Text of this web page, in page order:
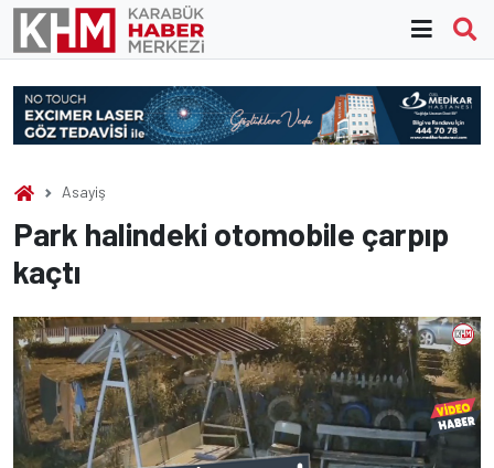
Skip
content
Asayiş
Park halindeki otomobile çarpıp
kaçtı